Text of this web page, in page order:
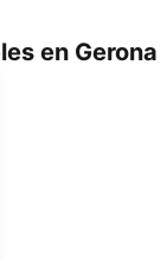
en Gerona